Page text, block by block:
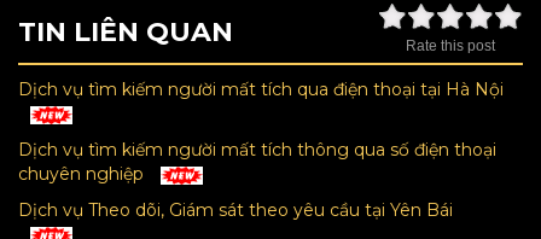
Rate this post
TIN LIÊN QUAN
Dịch vụ tìm kiếm người mất tích qua điện thoại tại Hà Nội
Dịch vụ tìm kiếm người mất tích thông qua số điện thoại
chuyên nghiệp
Dịch vụ Theo dõi, Giám sát theo yêu cầu tại Yên Bái